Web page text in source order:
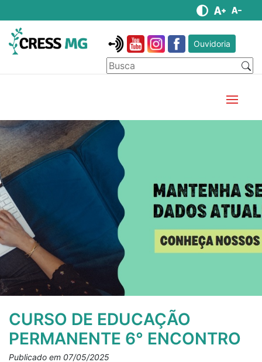
Ouvidoria
CURSO DE EDUCAÇÃO
PERMANENTE 6° ENCONTRO
Publicado em 07/05/2025